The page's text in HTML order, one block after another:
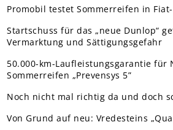
Promobil testet Sommerreifen in
Startschuss für das „neue Dunlop“
Vermarktung und Sättigungsgefahr
50.000-km-Laufleistungsgarantie für
Sommerreifen „Prevensys 5”
Noch nicht mal richtig da und doch
Von Grund auf neu: Vredesteins